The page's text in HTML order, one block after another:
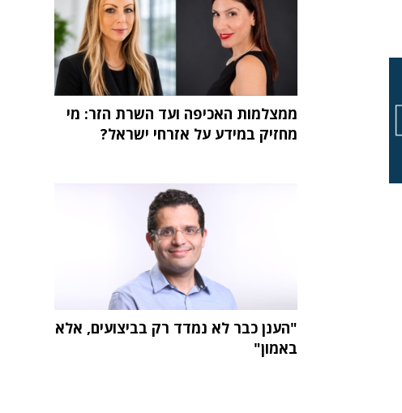
ממצלמות האכיפה ועד השרת הזר: מי
מחזיק במידע על אזרחי ישראל?
"הענן כבר לא נמדד רק בביצועים, אלא
באמון"